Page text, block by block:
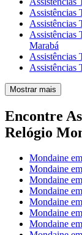
Assistências
Assistências
Assistências
Marabá
Assistências
Assistências
Mostrar mais
Encontre
Relógio
Mondaine
Mondaine
Mondaine
Mondaine
Mondaine
Mondaine
Mondaine